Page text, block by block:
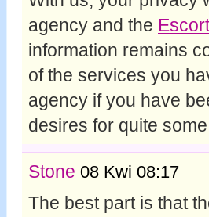
agency and the
information remains
of the services you
agency if you have
desires for quite
Stone 08 Kwi 08:17
The best part is that